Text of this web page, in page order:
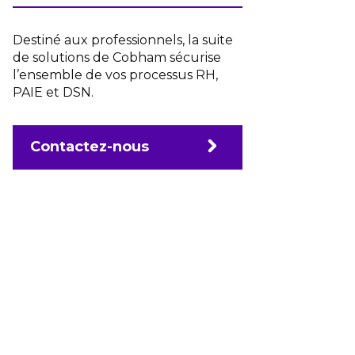
Destiné aux professionnels, la suite
de solutions de Cobham sécurise
l’ensemble de vos processus RH,
PAIE et DSN.
Contactez-nous